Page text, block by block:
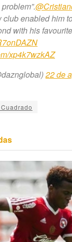
club enabled him
with his favourite
xp4k7wzkAZ
22 de